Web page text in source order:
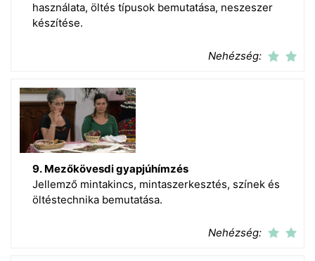
használata, öltés típusok bemutatása, neszeszer
készítése.
Nehézség:
9. Mezőkövesdi gyapjúhímzés
Jellemző mintakincs, mintaszerkesztés, színek és
öltéstechnika bemutatása.
Nehézség: